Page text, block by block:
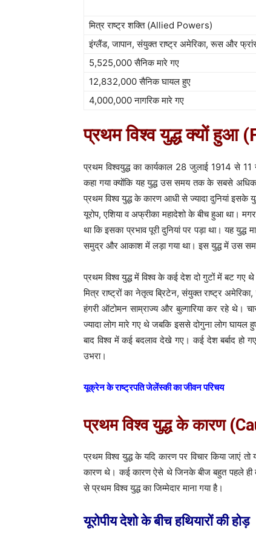
मित्र राष्ट्र शक्ति (Allied Powers)
इंग्लैंड, जापान, संयुक्त राष्ट्र अमेरिका, रूस और
5,525,000 सैनिक मारे गए
12,832,000 सैनिक घायल हुए
4,000,000 नागरिक मारे गए
प्रथम विश्व युद्ध क्यों
प्रथम विश्वयुद्ध का कार्यकाल 28 जुलाई 1914 से
कहा गया क्योंकि यह युद्ध उस समय तक के सबसे अधिक
प्रथम विश्व युद्ध के कारण आधी से ज्यादा दुनियां इसके
यूरोप, एशिया व अफ्रीका महादेशो के बीच हुआ था।
था कि इसका प्रभाव पूरी दुनियां पर पड़ा था। यह
समुद्र और आकाश में लड़ा गया था। इस युद्ध में उस
प्रथम विश्व युद्ध में विश्व के कई देश दो गुटों में बट
मित्र राष्ट्रों का नेतृत्व ब्रिटेन, संयुक्त राष्ट्र
हंगरी ऑटोमन साम्राज्य और बुल्गारिया कर रहे थे।
ज्यादा लोग मारे गए थे जबकि इससे दोगुना लोग घायल
बाद विश्व में कई बदलाव देखे गए। कई देश बर्बाद हो
उभरा।
यूक्रेन के राष्ट्रपति जेलेंस्की का जीवन परिचय
प्रथम विश्व युद्ध के कारण
प्रथम विश्व युद्ध के यदि कारण पर विचार किया जाएं
कारण थे। कई कारण ऐसे थे जिनके बीज बहुत पहले ही
से प्रथम विश्व युद्ध का जिम्मेदार माना गया है।
यूरोपीय देशो के बीच हथियारों की होड़